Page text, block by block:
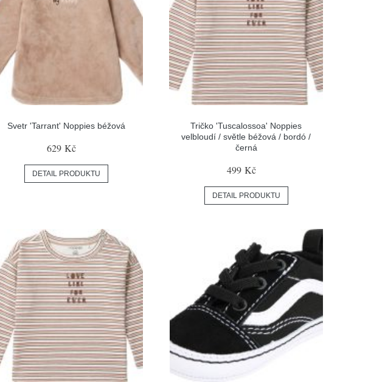
Svetr 'Tarrant' Noppies béžová
629 Kč
DETAIL PRODUKTU
Tričko 'Tuscalossoa' Noppies
velbloudí / světle béžová / bordó /
černá
499 Kč
DETAIL PRODUKTU